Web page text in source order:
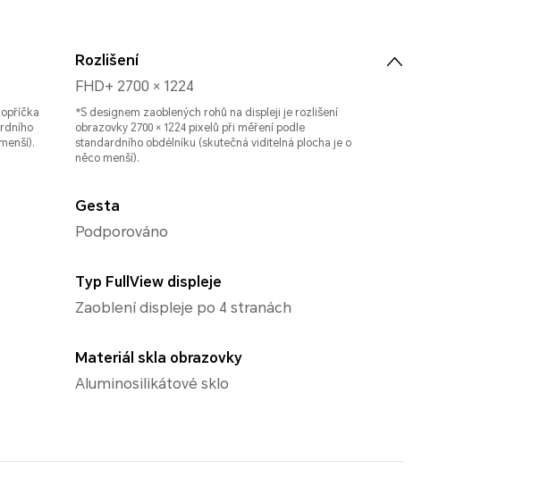
Rozlišení
FHD+ 2700 × 1224
*S designem zaoblených rohů na displeji je rozlišení
obrazovky 2700 × 1224 pixelů při měření podle
standardního obdélníku (skutečná viditelná plocha je o
něco menší).
Gesta
Podporováno
Typ FullView displeje
Zaoblení displeje po 4 stranách
Materiál skla obrazovky
Aluminosilikátové sklo